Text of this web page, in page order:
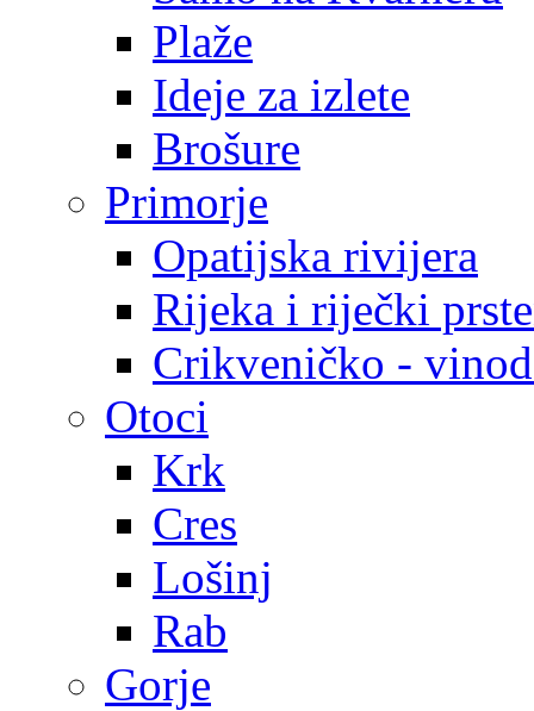
Plaže
Ideje za izlete
Brošure
Primorje
Opatijska rivijera
Rijeka i riječki
Crikveničko -
Otoci
Krk
Cres
Lošinj
Rab
Gorje